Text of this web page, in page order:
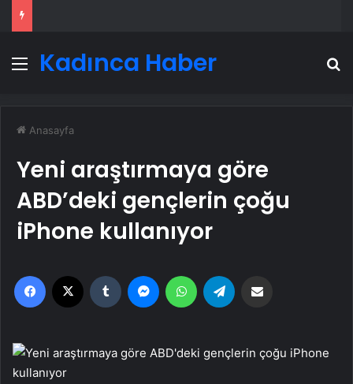
Menü
Kadınca Haber
Anasayfa
Yeni araştırmaya göre
ABD’deki gençlerin çoğu
iPhone kullanıyor
Facebook Tumblr MessengerWhatsApp